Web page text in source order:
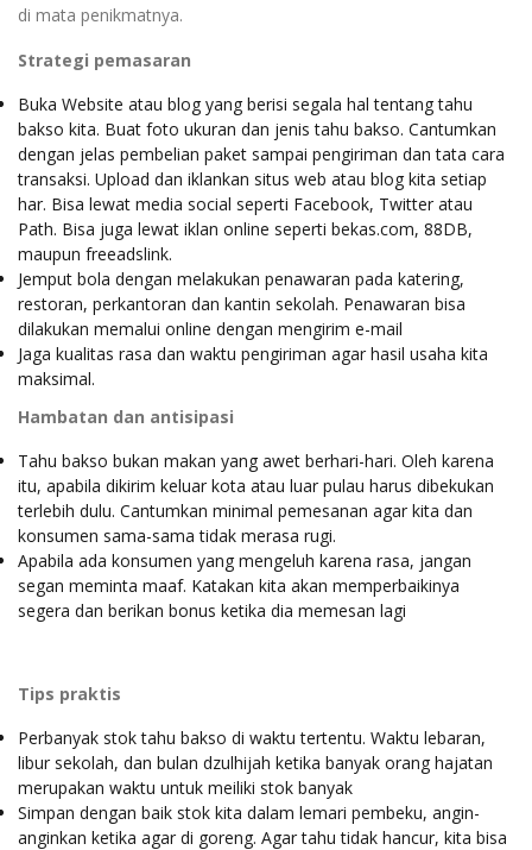
di mata penikmatnya.
Strategi pemasaran
Buka Website atau blog yang berisi segala hal tentang tahu
bakso kita. Buat foto ukuran dan jenis tahu bakso. Cantumkan
dengan jelas pembelian paket sampai pengiriman dan tata cara
transaksi. Upload dan iklankan situs web atau blog kita setiap
har. Bisa lewat media social seperti Facebook, Twitter atau
Path. Bisa juga lewat iklan online seperti bekas.com, 88DB,
maupun freeadslink.
Jemput bola dengan melakukan penawaran pada katering,
restoran, perkantoran dan kantin sekolah. Penawaran bisa
dilakukan memalui online dengan mengirim e-mail
Jaga kualitas rasa dan waktu pengiriman agar hasil usaha kita
maksimal.
Hambatan dan antisipasi
Tahu bakso bukan makan yang awet berhari-hari. Oleh karena
itu, apabila dikirim keluar kota atau luar pulau harus dibekukan
terlebih dulu. Cantumkan minimal pemesanan agar kita dan
konsumen sama-sama tidak merasa rugi.
Apabila ada konsumen yang mengeluh karena rasa, jangan
segan meminta maaf. Katakan kita akan memperbaikinya
segera dan berikan bonus ketika dia memesan lagi
Tips praktis
Perbanyak stok tahu bakso di waktu tertentu. Waktu lebaran,
libur sekolah, dan bulan dzulhijah ketika banyak orang hajatan
merupakan waktu untuk meiliki stok banyak
Simpan dengan baik stok kita dalam lemari pembeku, angin-
anginkan ketika agar di goreng. Agar tahu tidak hancur, kita bisa